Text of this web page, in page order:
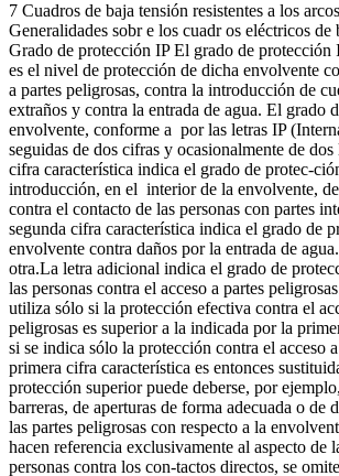
7 Cuadros de baja tensión resistentes a los
Generalidades sobr e los cuadr os eléctricos de
Grado de protección IP El grado de protección
es el nivel de protección de dicha envolvente
a partes peligrosas, contra la introducción de
extraños y contra la entrada de agua. El grado
envolvente, conforme a por las letras IP
seguidas de dos cifras y ocasionalmente de
cifra característica indica el grado de protec-
introducción, en el interior de la envolvente,
contra el contacto de las personas con partes
segunda cifra característica indica el grado de
envolvente contra daños por la entrada de
otra.La letra adicional indica el grado de
las personas contra el acceso a partes
utiliza sólo si la protección efectiva contra el
peligrosas es superior a la indicada por la
si se indica sólo la protección contra el acceso
primera cifra característica es entonces
protección superior puede deberse, por
barreras, de aperturas de forma adecuada o de
las partes peligrosas con respecto a la
hacen referencia exclusivamente al aspecto de
personas contra los con-tactos directos, se